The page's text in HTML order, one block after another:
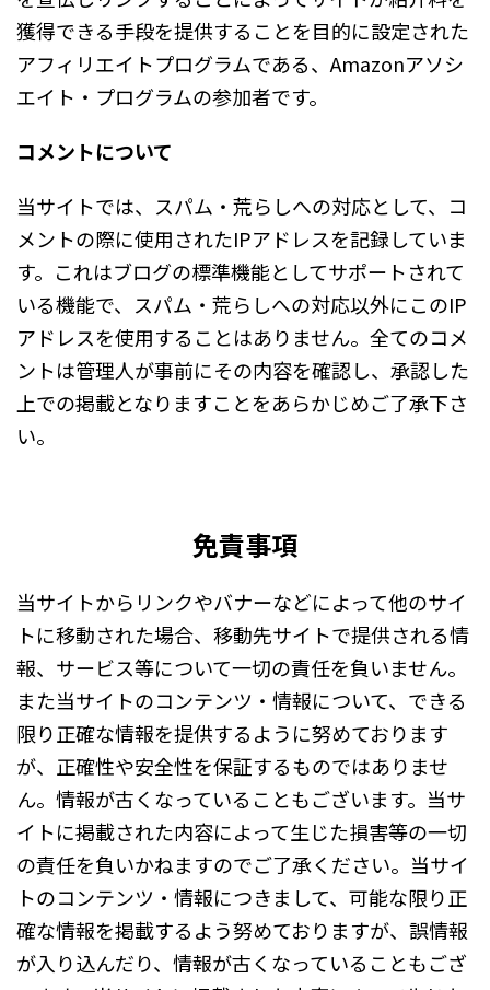
獲得できる手段を提供することを目的に設定された
アフィリエイトプログラムである、Amazonアソシ
エイト・プログラムの参加者です。
コメントについて
当サイトでは、スパム・荒らしへの対応として、コ
メントの際に使用されたIPアドレスを記録していま
す。これはブログの標準機能としてサポートされて
いる機能で、スパム・荒らしへの対応以外にこのIP
アドレスを使用することはありません。全てのコメ
ントは管理人が事前にその内容を確認し、承認した
上での掲載となりますことをあらかじめご了承下さ
い。
免責事項
当サイトからリンクやバナーなどによって他のサイ
トに移動された場合、移動先サイトで提供される情
報、サービス等について一切の責任を負いません。
また当サイトのコンテンツ・情報について、できる
限り正確な情報を提供するように努めております
が、正確性や安全性を保証するものではありませ
ん。情報が古くなっていることもございます。当サ
イトに掲載された内容によって生じた損害等の一切
の責任を負いかねますのでご了承ください。当サイ
トのコンテンツ・情報につきまして、可能な限り正
確な情報を掲載するよう努めておりますが、誤情報
が入り込んだり、情報が古くなっていることもござ